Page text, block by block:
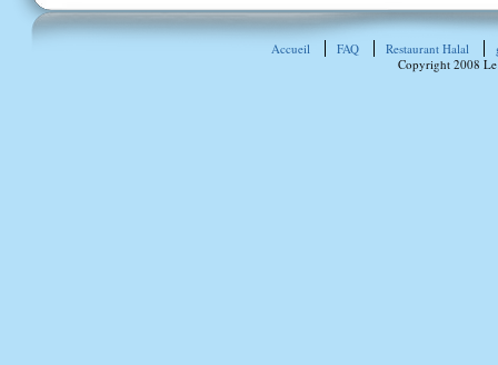
Accueil FAQ Restaurant Halal
Copyright 2008